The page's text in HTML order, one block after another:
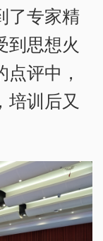
了专家精
到思想火
评中，
培训后又